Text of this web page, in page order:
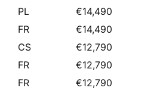
PL
€14,490
FR
€14,490
CS
€12,790
FR
€12,790
FR
€12,790